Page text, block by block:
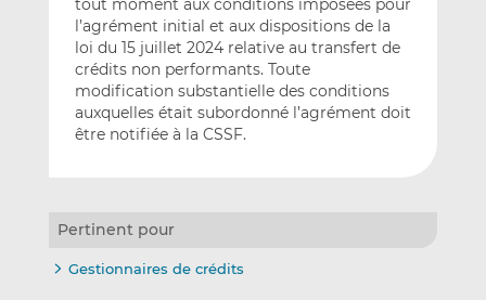
tout moment aux conditions imposées pour
l’agrément initial et aux dispositions de la
loi du 15 juillet 2024 relative au transfert de
crédits non performants. Toute
modification substantielle des conditions
auxquelles était subordonné l’agrément doit
être notifiée à la CSSF.
Pertinent pour
Gestionnaires de crédits